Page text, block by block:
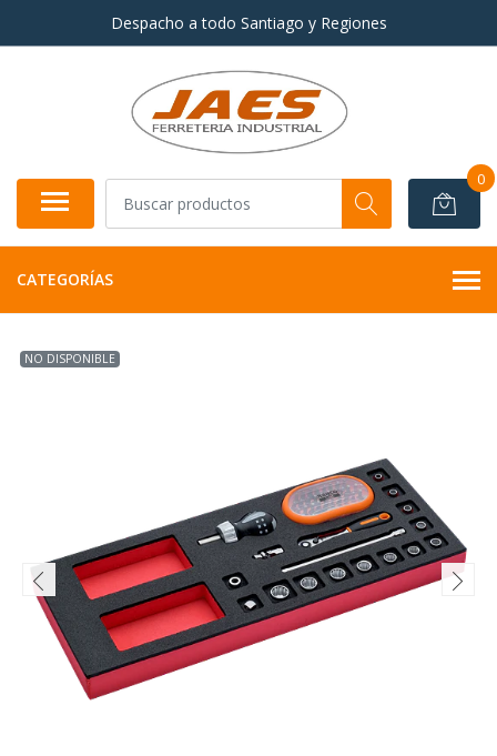
Despacho a todo Santiago y Regiones
0
CATEGORÍAS
NO DISPONIBLE